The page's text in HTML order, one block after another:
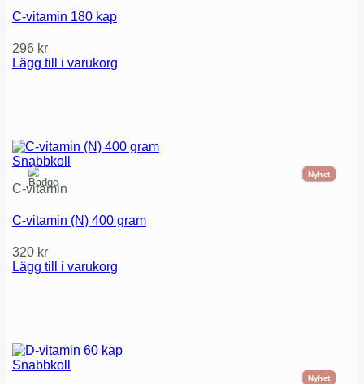
C-vitamin 180 kap
296 kr
Lägg till i varukorg
Nyhet
Snabbkoll
C-vitamin
C-vitamin (N) 400 gram
320 kr
Lägg till i varukorg
Nyhet
Snabbkoll